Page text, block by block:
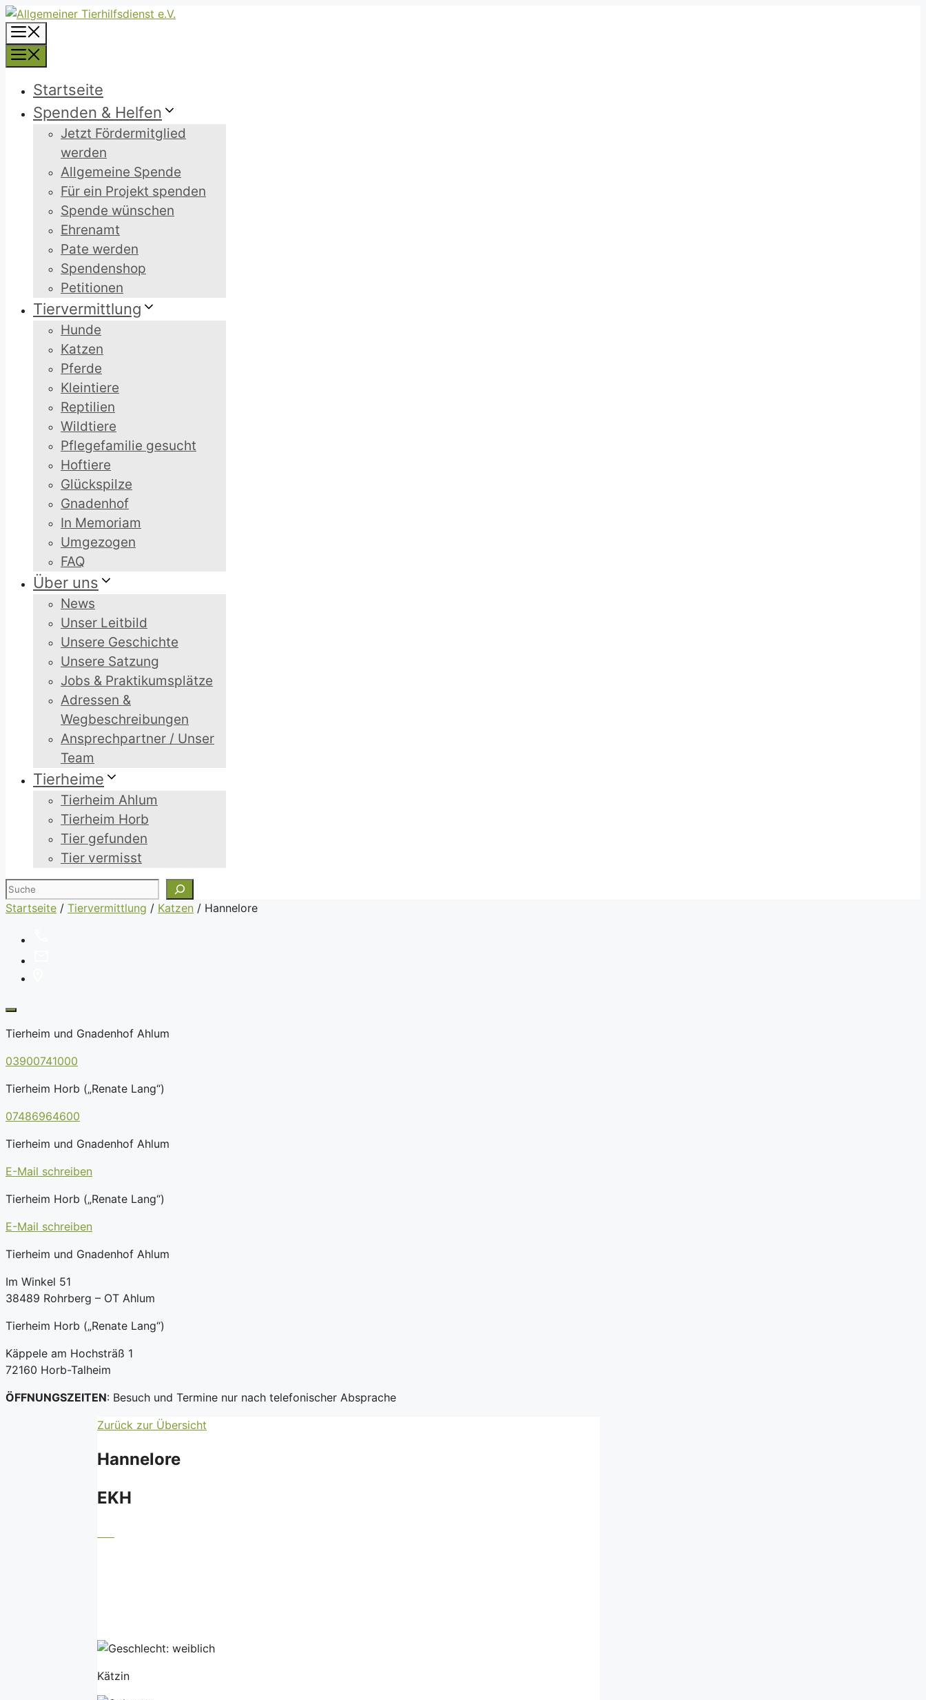
Zum
Inhalt
springen
Startseite
Spenden & Helfen
Jetzt Fördermitglied
werden
Allgemeine Spende
Für ein Projekt spenden
Spende wünschen
Ehrenamt
Pate werden
Spendenshop
Petitionen
Tiervermittlung
Hunde
Katzen
Pferde
Kleintiere
Reptilien
Wildtiere
Pflegefamilie gesucht
Hoftiere
Glückspilze
Gnadenhof
In Memoriam
Umgezogen
FAQ
Über uns
News
Unser Leitbild
Unsere Geschichte
Unsere Satzung
Jobs & Praktikumsplätze
Adressen &
Wegbeschreibungen
Ansprechpartner / Unser
Team
Tierheime
Tierheim Ahlum
Tierheim Horb
Tier gefunden
Tier vermisst
Suchen
Startseite / Tiervermittlung / Katzen / Hannelore
Tierheim und Gnadenhof Ahlum
03900741000
Tierheim Horb („Renate Lang“)
07486964600
Tierheim und Gnadenhof Ahlum
E-Mail schreiben
Tierheim Horb („Renate Lang“)
E-Mail schreiben
Tierheim und Gnadenhof Ahlum
Im Winkel 51
38489 Rohrberg – OT Ahlum
Tierheim Horb („Renate Lang“)
Käppele am Hochsträß 1
72160 Horb-Talheim
ÖFFNUNGSZEITEN: Besuch und Termine nur nach telefonischer Absprache
Zurück zur Übersicht
Hannelore
EKH
Kätzin